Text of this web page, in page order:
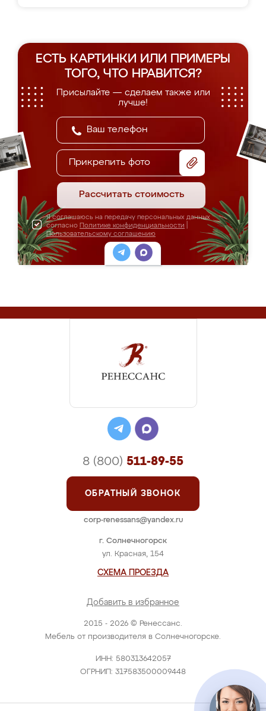
ЕСТЬ КАРТИНКИ ИЛИ ПРИМЕРЫ
ТОГО, ЧТО НРАВИТСЯ?
Присылайте — сделаем также или
лучше!
Прикрепить фото
Рассчитать стоимость
Я соглашаюсь на передачу персональных данных
согласно Политике конфиденциальности
Пользовательскому соглашению
2015 - 2026 © Ренессанс.
Мебель от производителя в Солнечногорске.
ИНН: 580313642057
ОГРНИП: 317583500009448
г. Солнечногорск
ул. Красная, 154
СХЕМА ПРОЕЗДА
Добавить в избранное
8 (800) 511-89-55
ОБРАТНЫЙ ЗВОНОК
corp-renessans@yandex.ru